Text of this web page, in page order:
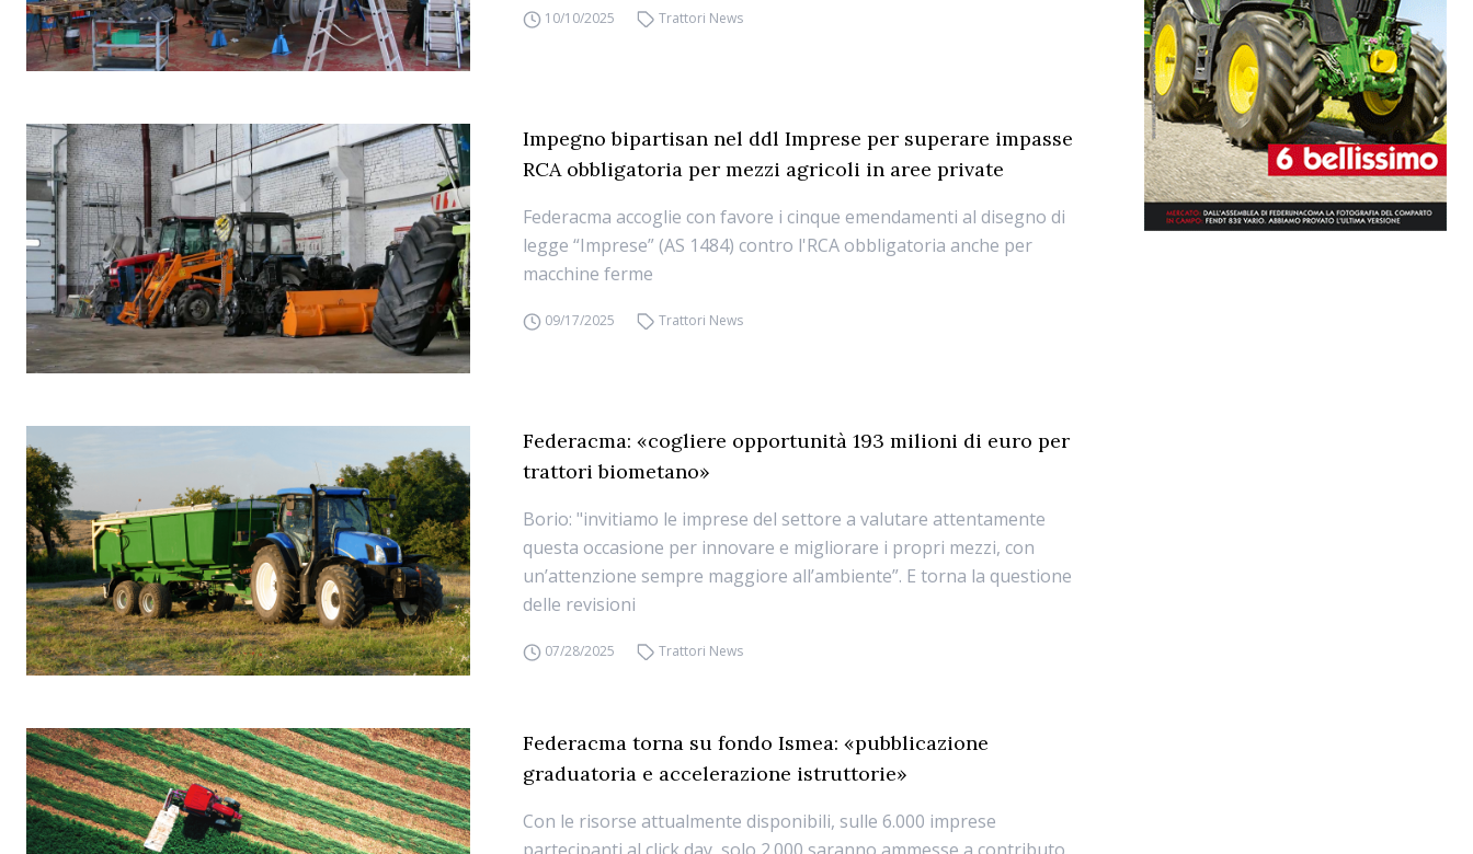
10/10/2025 Trattori News
Impegno bipartisan nel ddl Imprese per superare impasse
RCA obbligatoria per mezzi agricoli in aree private
Federacma accoglie con favore i cinque emendamenti al disegno di
legge “Imprese” (AS 1484) contro l'RCA obbligatoria anche per
macchine ferme
09/17/2025 Trattori News
Federacma: «cogliere opportunità 193 milioni di euro per
trattori biometano»
Borio: "invitiamo le imprese del settore a valutare attentamente
questa occasione per innovare e migliorare i propri mezzi, con
un’attenzione sempre maggiore all’ambiente”. E torna la questione
delle revisioni
07/28/2025 Trattori News
Federacma torna su fondo Ismea: «pubblicazione
graduatoria e accelerazione istruttorie»
Con le risorse attualmente disponibili, sulle 6.000 imprese